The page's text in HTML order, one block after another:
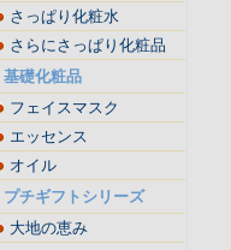
さっぱり化粧水
さらにさっぱり化粧品
基礎化粧品
フェイスマスク
エッセンス
オイル
プチギフトシリーズ
大地の恵み